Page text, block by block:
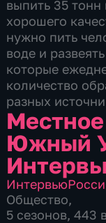
выпить 35
хорошего
нужно пить
воде и
которые
количество
разных
Южный
Интервью
Общество,
5 сезонов, 443